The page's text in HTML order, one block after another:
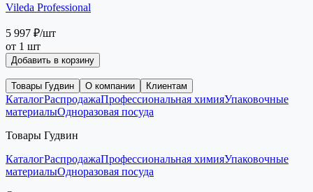
Vileda Professional
5 997 ₽/шт
от 1 шт
Добавить в корзину
Товары Гудвин О компании Клиентам
КаталогРаспродажаПрофессиональная химияУпаковочные
материалыОдноразовая посуда
Товары Гудвин
КаталогРаспродажаПрофессиональная химияУпаковочные
материалыОдноразовая посуда